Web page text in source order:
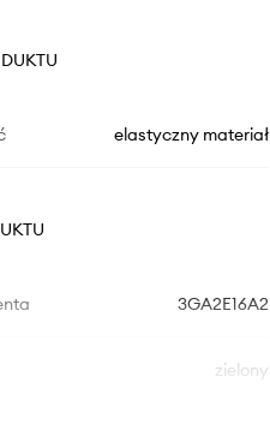
elastyczny materiał
3GA2E16A2
zielony